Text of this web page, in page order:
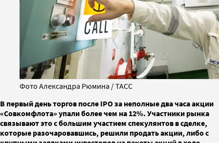
Фото Александра Рюмина / ТАСС
В первый день торгов после IPO за неполные два часа акции
«Совкомфлота» упали более чем на 12%. Участники рынка
связывают это с большим участием спекулянтов в сделке,
которые разочаровавшись, решили продать акции, либо с